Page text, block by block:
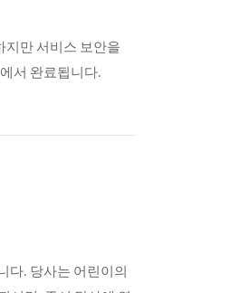
지만 서비스 보안을
서 완료됩니다.
다. 당사는 어린이의